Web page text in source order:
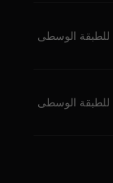
للطبقة الوسطى
للطبقة الوسطى